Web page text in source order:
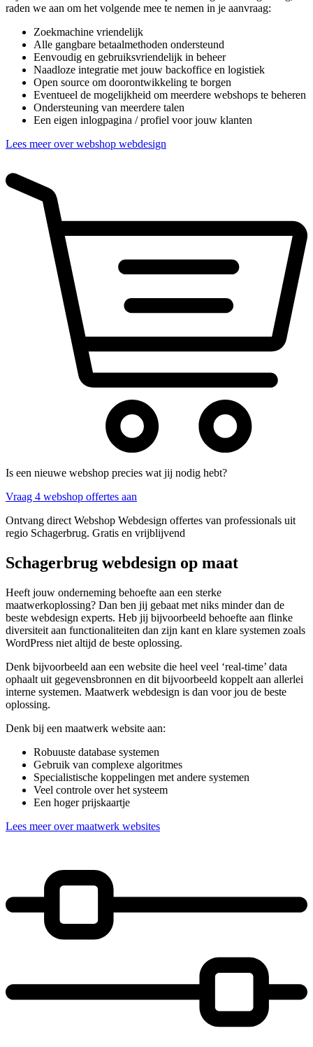
raden we aan om het volgende mee te nemen in je aanvraag:
Zoekmachine vriendelijk
Alle gangbare betaalmethoden ondersteund
Eenvoudig en gebruiksvriendelijk in beheer
Naadloze integratie met jouw backoffice en logistiek
Open source om doorontwikkeling te borgen
Eventueel de mogelijkheid om meerdere webshops te beheren
Ondersteuning van meerdere talen
Een eigen inlogpagina / profiel voor jouw klanten
Lees meer over webshop webdesign
Is een nieuwe webshop precies wat jij nodig hebt?
Vraag 4 webshop offertes aan
Ontvang direct Webshop Webdesign offertes van professionals uit
regio Schagerbrug. Gratis en vrijblijvend
Schagerbrug webdesign op maat
Heeft jouw onderneming behoefte aan een sterke
maatwerkoplossing? Dan ben jij gebaat met niks minder dan de
beste webdesign experts. Heb jij bijvoorbeeld behoefte aan flinke
diversiteit aan functionaliteiten dan zijn kant en klare systemen zoals
WordPress niet altijd de beste oplossing.
Denk bijvoorbeeld aan een website die heel veel ‘real-time’ data
ophaalt uit gegevensbronnen en dit bijvoorbeeld koppelt aan allerlei
interne systemen. Maatwerk webdesign is dan voor jou de beste
oplossing.
Denk bij een maatwerk website aan:
Robuuste database systemen
Gebruik van complexe algoritmes
Specialistische koppelingen met andere systemen
Veel controle over het systeem
Een hoger prijskaartje
Lees meer over maatwerk websites